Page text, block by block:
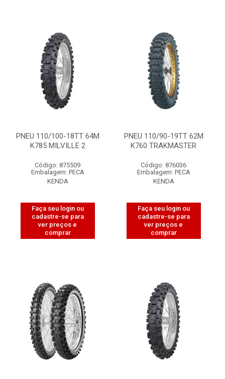
PNEU 110/100-18TT 64M
K785 MILVILLE 2
Código: 875509
Embalagem: PECA
KENDA
Faça seu login ou
cadastre-se para
ver preços e
comprar
PNEU 110/90-19TT 62M
K760 TRAKMASTER
Código: 876036
Embalagem: PECA
KENDA
Faça seu login ou
cadastre-se para
ver preços e
comprar